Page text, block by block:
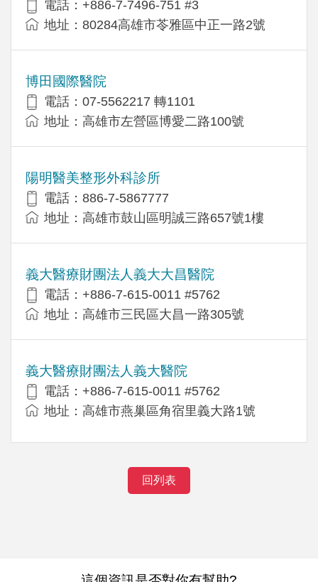
電話：+886-7-7496-751 #3
地址：80284高雄市苓雅區中正一路2號
博田國際醫院
電話：07-5562217 轉1101
地址：高雄市左營區博愛二路100號
陽明醫美整形外科診所
電話：886-7-5867777
地址：高雄市鼓山區明誠三路657號1樓
義大醫療財團法人義大大昌醫院
電話：+886-7-615-0011 #5762
地址：高雄市三民區大昌一路305號
義大醫療財團法人義大醫院
電話：+886-7-615-0011 #5762
地址：高雄市燕巢區角宿里義大路1號
回列表